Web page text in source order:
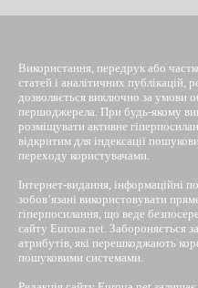
Використання, передрук або
статей і аналітичних публікацій,
дозволяється виключно за умови
першоджерела. При будь-якому
розміщувати активне
відкритим для індексації
переходу користувачами.
Інтернет-видання, інформаційні
зобов’язані використовувати
гіперпосилання, що веде
сайту Euroua.net. Забороняється
атрибутів, які перешкоджають
пошуковими системами.